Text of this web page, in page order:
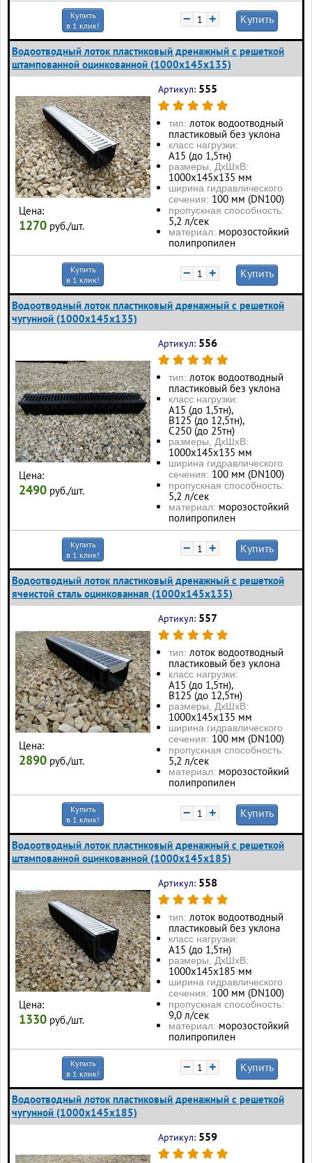
Купить
в 1 клик!
− + Купить
Водоотводный лоток пластиковый дренажный с решеткой
штампованной оцинкованной (1000x145x135)
Цена:
1270 руб./шт.
Артикул: 555
тип: лоток водоотводный
пластиковый без уклона
класс нагрузки:
А15 (до 1,5тн)
размеры, ДхШхВ:
1000х145х135 мм
ширина гидравлического
сечения: 100 мм (DN100)
пропускная способность:
5,2 л/сек
материал: морозостойкий
полипропилен
Купить
в 1 клик!
− + Купить
Водоотводный лоток пластиковый дренажный с решеткой
чугунной (1000x145x135)
Цена:
2490 руб./шт.
Артикул: 556
тип: лоток водоотводный
пластиковый без уклона
класс нагрузки:
А15 (до 1,5тн),
В125 (до 12,5тн),
С250 (до 25тн)
размеры, ДхШхВ:
1000х145х135 мм
ширина гидравлического
сечения: 100 мм (DN100)
пропускная способность:
5,2 л/сек
материал: морозостойкий
полипропилен
Купить
в 1 клик!
− + Купить
Водоотводный лоток пластиковый дренажный с решеткой
ячеистой сталь оцинкованная (1000x145x135)
Цена:
2890 руб./шт.
Артикул: 557
тип: лоток водоотводный
пластиковый без уклона
класс нагрузки:
А15 (до 1,5тн),
В125 (до 12,5тн)
размеры, ДхШхВ:
1000х145х135 мм
ширина гидравлического
сечения: 100 мм (DN100)
пропускная способность:
5,2 л/сек
материал: морозостойкий
полипропилен
Купить
в 1 клик!
− + Купить
Водоотводный лоток пластиковый дренажный с решеткой
штампованной оцинкованной (1000x145x185)
Цена:
1330 руб./шт.
Артикул: 558
тип: лоток водоотводный
пластиковый без уклона
класс нагрузки:
А15 (до 1,5тн)
размеры, ДхШхВ:
1000х145х185 мм
ширина гидравлического
сечения: 100 мм (DN100)
пропускная способность:
9,0 л/сек
материал: морозостойкий
полипропилен
Купить
в 1 клик!
− + Купить
Водоотводный лоток пластиковый дренажный с решеткой
чугунной (1000x145x185)
Артикул: 559